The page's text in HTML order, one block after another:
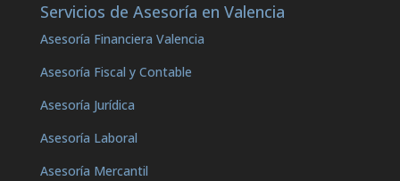
Servicios de Asesoría en Valencia
Asesoría Financiera Valencia
Asesoría Fiscal y Contable
Asesoría Jurídica
Asesoría Laboral
Asesoría Mercantil